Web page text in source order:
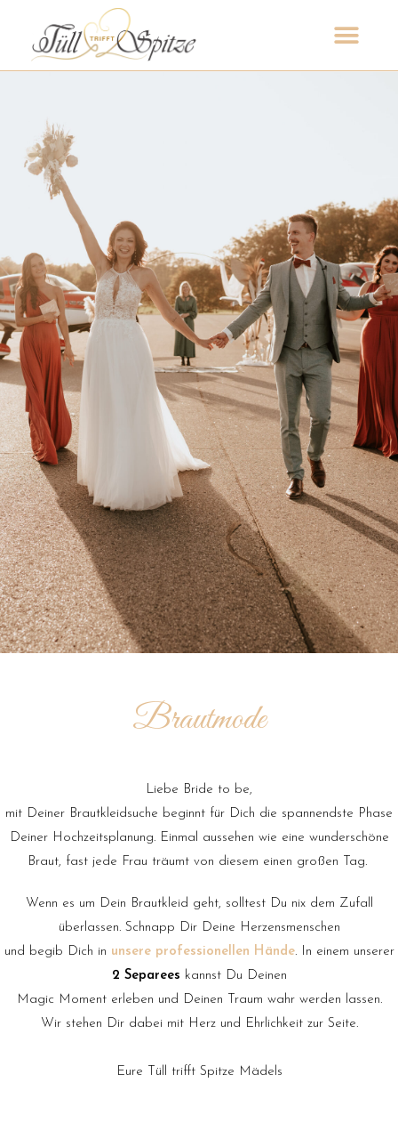
Brautmode
Liebe Bride to be,
mit Deiner Brautkleidsuche beginnt für Dich die spannendste Phase
Deiner Hochzeitsplanung. Einmal aussehen wie eine wunderschöne
Braut, fast jede Frau träumt von diesem einen großen Tag.
Wenn es um Dein Brautkleid geht, solltest Du nix dem Zufall
überlassen. Schnapp Dir Deine Herzensmenschen
und begib Dich in unsere professionellen Hände. In einem unserer
2 Separees kannst Du Deinen
Magic Moment erleben und Deinen Traum wahr werden lassen.
Wir stehen Dir dabei mit Herz und Ehrlichkeit zur Seite.
Eure Tüll trifft Spitze Mädels